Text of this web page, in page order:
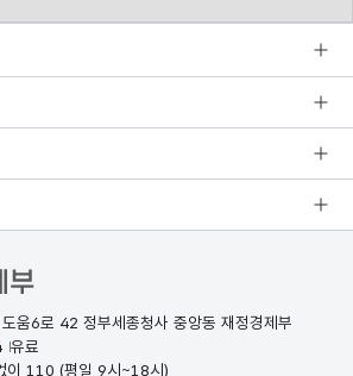
움6로 42 정부세종청사 중앙동 재정경제부
유료
이 110 (평일 9시~18시)